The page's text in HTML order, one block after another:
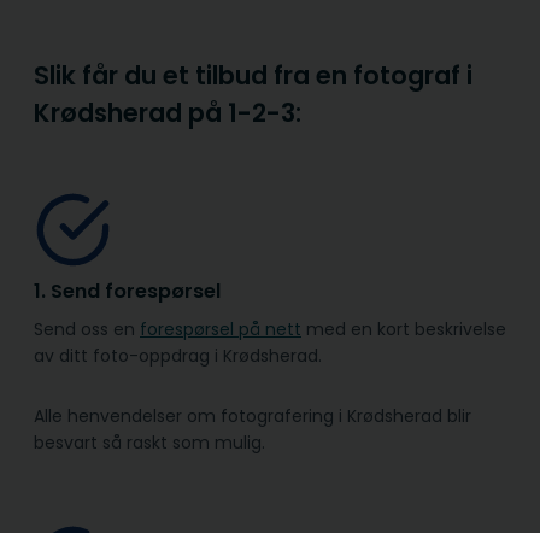
Slik får du et tilbud fra en fotograf i
Krødsherad på 1-2-3:
1. Send forespørsel
Send oss en forespørsel på nett med en kort beskrivelse
av ditt foto-oppdrag i Krødsherad.
Alle henvendelser om fotografering i Krødsherad blir
besvart så raskt som mulig.